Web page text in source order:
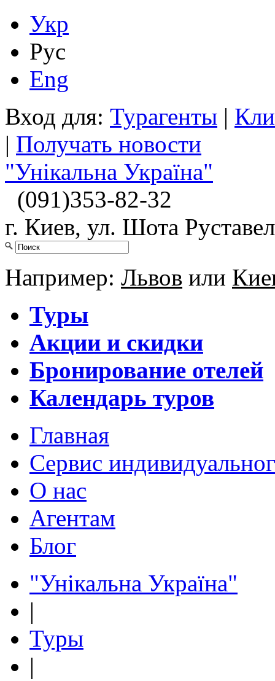
Укр
Рус
Eng
Вход для: Турагенты |
| Получать новости
"Унікальна Україна"
(091)353-82-32
г. Киев, ул. Шота
Например: Львов или
Туры
Акции и скидки
Бронирование отелей
Календарь туров
Главная
Сервис
О нас
Агентам
Блог
"Унікальна Україна"
|
Туры
|